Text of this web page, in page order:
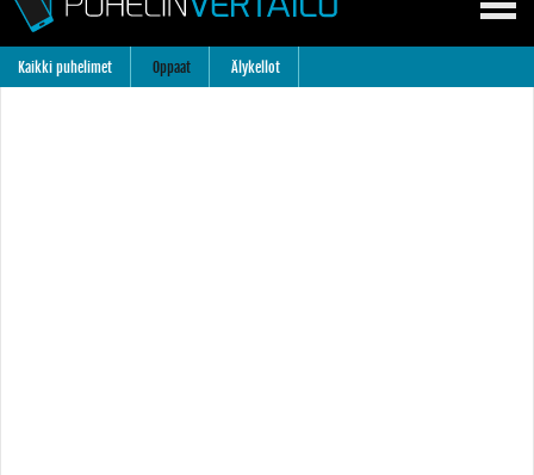
Kaikki puhelimet Oppaat Älykellot